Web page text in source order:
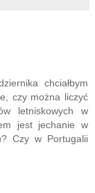
chciałbym
czy można liczyć
letniskowych w
jest jechanie w
Czy w Portugalii